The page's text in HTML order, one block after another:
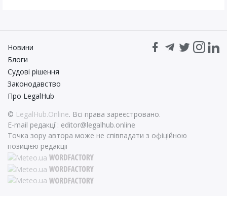
© LegalHub.Online. Всі права зареєстровано.
E-mail редакції: editor@legalhub.online
Точка зору автора може не співпадати з офіційною
позицією редакції
Новини
Блоги
Судові рішення
Законодавство
Про LegalHub